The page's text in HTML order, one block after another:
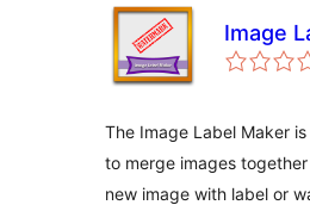
Image
The Image Label Maker
to merge images
new image with label or